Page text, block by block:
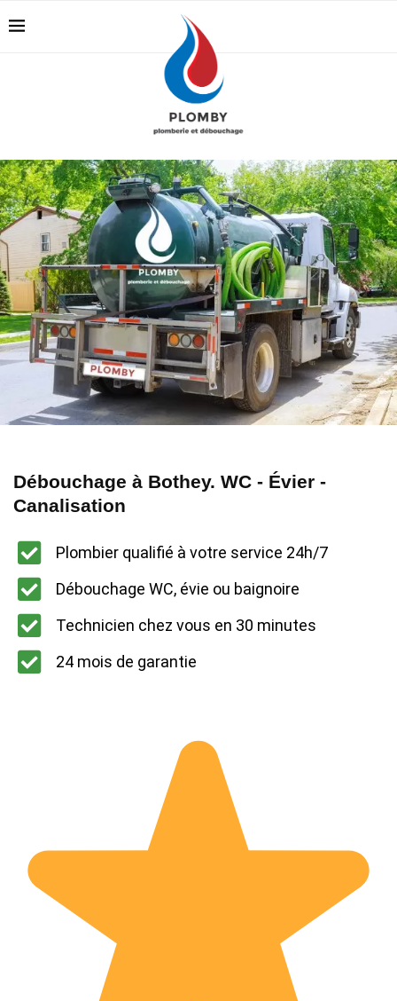
Débouchage à Bothey. WC - Évier -
Canalisation
Plombier qualifié à votre service 24h/7
Débouchage WC, évie ou baignoire
Technicien chez vous en 30 minutes
24 mois de garantie